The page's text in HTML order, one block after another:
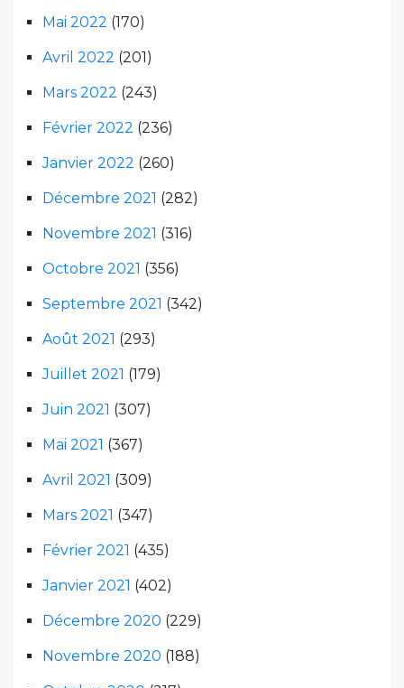
Mai 2022 (170)
Avril 2022 (201)
Mars 2022 (243)
Février 2022 (236)
Janvier 2022 (260)
Décembre 2021 (282)
Novembre 2021 (316)
Octobre 2021 (356)
Septembre 2021 (342)
Août 2021 (293)
Juillet 2021 (179)
Juin 2021 (307)
Mai 2021 (367)
Avril 2021 (309)
Mars 2021 (347)
Février 2021 (435)
Janvier 2021 (402)
Décembre 2020 (229)
Novembre 2020 (188)